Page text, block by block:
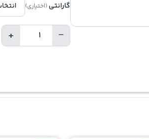
گارانتی (اختیاری)
−
تعداد +